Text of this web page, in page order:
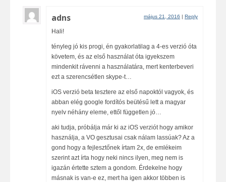
adns május 21, 2016 Reply
Hali!
tényleg jó kis progi, én gyakorlatilag a 4-es verzió óta
követem, és az első használat óta igyekszem
mindenkit rávenni a használatára, mert kenterbeveri
ezt a szerencsétlen skype-t…
iOS verzió beta tesztere az első napoktól vagyok, és
abban elég google fordítós beütésű lett a magyar
nyelv néhány eleme, ettől független jó…
aki tudja, próbálja már ki az iOS verziót hogy amikor
használja, a VO gesztusai csak nálam lassúak? Az a
gond hogy a fejlesztőnek írtam 2x, de emlékeim
szerint azt írta hogy neki nincs ilyen, meg nem is
igazán értette sztem a gondom. Érdekelne hogy
másnak is van-e ez, mert ha igen akkor többen is